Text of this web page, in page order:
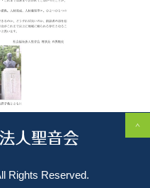
倉児童ホーム
いたし
Rights Reserved.